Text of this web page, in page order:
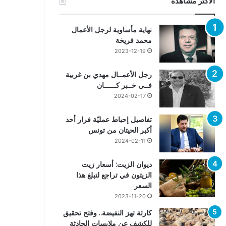
نهاية مأساوية لرجل الأعمال
محمد فريخة
2023-12-19
رجل الأعمــال مهدي بن غربية
فــي خــبر كــــــان
2024-02-17
تفاصيل إحباط عمليّة فرار أحد
أكبر الحيتان من تونس
2024-02-11
ديوان الزيت: أسعار زيت
الزيتون في تراجع لتبلغ هذا
السعر
2023-11-20
كارثة تهز النفيضة.. وفتح تحقيق
للكشف عن ملابسات الحادثة